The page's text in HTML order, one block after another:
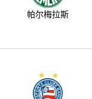
帕尔梅拉斯